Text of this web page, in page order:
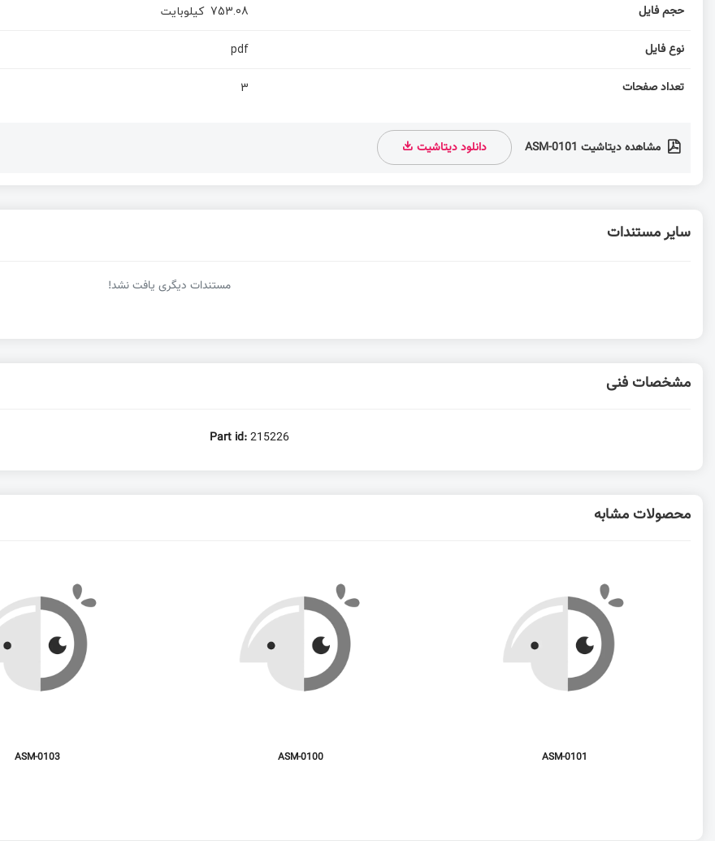
حجم فایل 753.08 کیلوبایت
نوع فایل pdf
تعداد صفحات 3
مشاهده دیتاشیت ASM-0101 دانلود دیتاشیت
سایر مستندات
مستندات دیگری یافت نشد!
مشخصات فنی
Part id:215226
محصولات مشابه
ASM-0101
ASM-0100
ASM-0103